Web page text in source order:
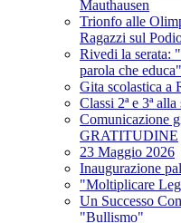
Mauthausen
Trionfo alle
Ragazzi sul
Rivedi la serata:
parola che educa"
Gita scolastica a
Classi 2ª e 3ª
Comunicazione
GRATITUDINE
23 Maggio 2026
Inaugurazione
"Moltiplicare
Un Successo
"Bullismo"